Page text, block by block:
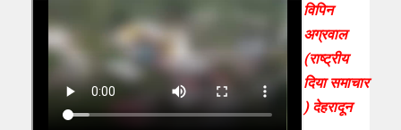
विपिन
अग्रवाल
(राष्ट्रीय
दिया समाचार
) देहरादून